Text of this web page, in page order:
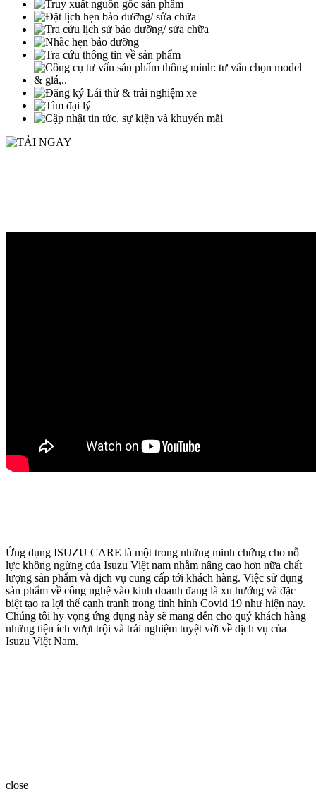
Ứng dụng ISUZU CARE là một trong những minh chứng cho nỗ
lực không ngừng của Isuzu Việt nam nhằm nâng cao hơn nữa chất
lượng sản phẩm và dịch vụ cung cấp tới khách hàng. Việc sử dụng
sản phẩm về công nghệ vào kinh doanh đang là xu hướng và đặc
biệt tạo ra lợi thế cạnh tranh trong tình hình Covid 19 như hiện nay.
Chúng tôi hy vọng ứng dụng này sẽ mang đến cho quý khách hàng
những tiện ích vượt trội và trải nghiệm tuyệt vời về dịch vụ của
Isuzu Việt Nam.
close